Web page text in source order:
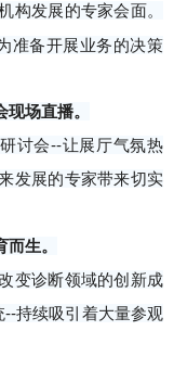
构发展的专家会面。
准备开展业务的决策
现场直播。
讨会--让展厅气氛热
发展的专家带来切实
生。
变诊断领域的创新成
持续吸引着大量参观